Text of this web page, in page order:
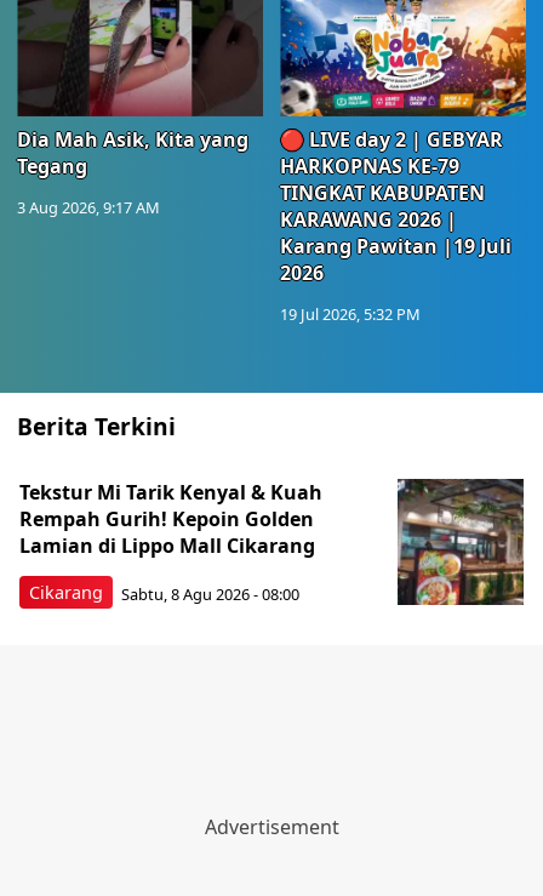
Dia Mah Asik, Kita yang
Tegang
3 Aug 2026, 9:17 AM
🔴 LIVE day 2 | GEBYAR
HARKOPNAS KE-79
TINGKAT KABUPATEN
KARAWANG 2026 |
Karang Pawitan |19 Juli
2026
19 Jul 2026, 5:32 PM
Berita Terkini
Cikarang
Tekstur Mi Tarik Kenyal & Kuah
Rempah Gurih! Kepoin Golden
Lamian di Lippo Mall Cikarang
Sabtu, 8 Agu 2026 - 08:00